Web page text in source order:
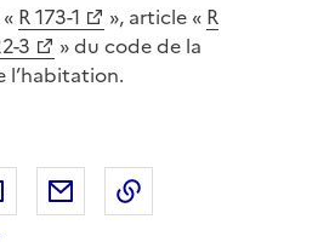
R 173-1 », article « R
3
» du code de la
sur X
Partager sur LinkedIn
Partager par email